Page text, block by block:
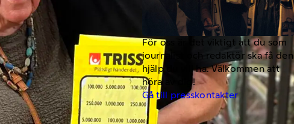
För oss är det viktigt att du som
journalist och redaktör ska få den
hjälp du vill ha. Välkommen att
höra av dig!
Gå till presskontakter